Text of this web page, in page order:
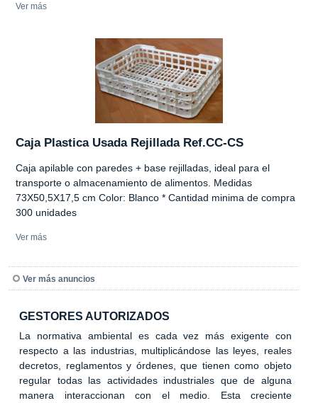
Ver más
Caja Plastica Usada Rejillada Ref.CC-CS
Caja apilable con paredes + base rejilladas, ideal para el
transporte o almacenamiento de alimentos. Medidas
73X50,5X17,5 cm Color: Blanco * Cantidad minima de compra
300 unidades
Ver más
Ver más anuncios
GESTORES AUTORIZADOS
La normativa ambiental es cada vez más exigente con
respecto a las industrias, multiplicándose las leyes, reales
decretos, reglamentos y órdenes, que tienen como objeto
regular todas las actividades industriales que de alguna
manera interaccionan con el medio. Esta creciente